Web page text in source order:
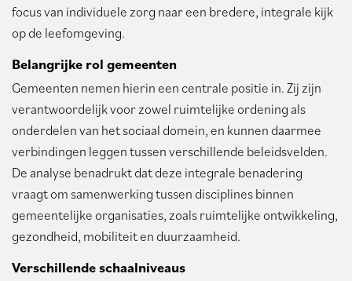
focus van individuele zorg naar een bredere, integrale kijk
op de leefomgeving.
Belangrijke rol gemeenten
Gemeenten nemen hierin een centrale positie in. Zij zijn
verantwoordelijk voor zowel ruimtelijke ordening als
onderdelen van het sociaal domein, en kunnen daarmee
verbindingen leggen tussen verschillende beleidsvelden.
De analyse benadrukt dat deze integrale benadering
vraagt om samenwerking tussen disciplines binnen
gemeentelijke organisaties, zoals ruimtelijke ontwikkeling,
gezondheid, mobiliteit en duurzaamheid.
Verschillende schaalniveaus